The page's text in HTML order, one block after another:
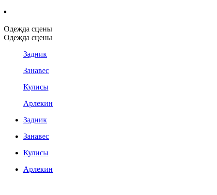
Одежда сцены
Одежда сцены
Задник
Занавес
Кулисы
Арлекин
Задник
Занавес
Кулисы
Арлекин